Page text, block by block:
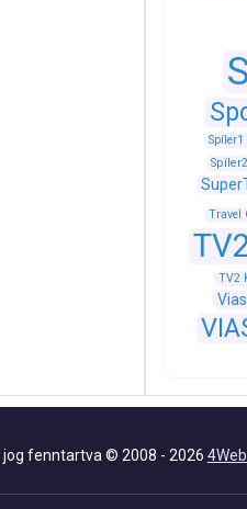
Spíler1
Travel
TV2
jog fenntartva © 2008 - 2026